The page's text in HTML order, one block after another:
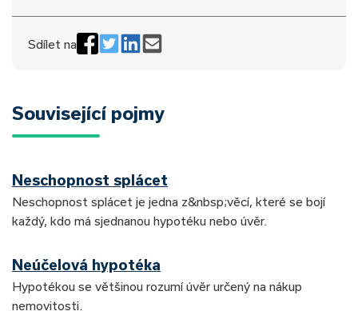
Sdílet na
Související pojmy
Neschopnost splácet
Neschopnost splácet je jedna z&nbsp;věcí, které se bojí
každý, kdo má sjednanou hypotéku nebo úvěr.
Neúčelová hypotéka
Hypotékou se většinou rozumí úvěr určený na nákup
nemovitosti.